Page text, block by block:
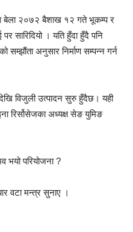
बेला २०७२ बैशाख १२ गते भूकम्प र
सारिदियो । यति हुँदा हुँदै पनि
सम्झौंता अनुसार निर्माण सम्पन्न गर्न
विजुली उत्पादन सुरु हुँदैछ। यही
रिर्सोसेजका अध्यक्ष सेङ युमिङ
भयो परियोजना ?
वटा मन्त्र सुनाए ।